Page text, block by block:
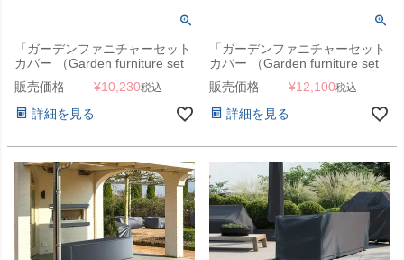
「ガーデンファニチャーセット
カバー （Garden furniture set
cover） エアロカバー
（AeroCover） #7930
180x150x85cm」【沖縄・離島
は送料要見積り】
販売価格 ¥10,230税込
詳細を見る
「ガーデンファニチャーセット
カバー （Garden furniture set
cover） エアロカバー
（AeroCover） #7915
200x190x85cm（NS）」【沖
縄・離島は送料要見積り】
販売価格 ¥12,100税込
詳細を見る